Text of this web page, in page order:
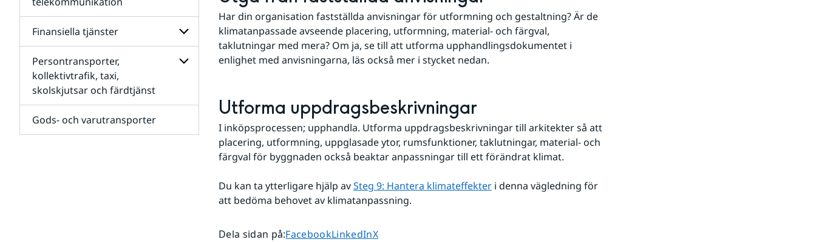
fastigheter
(byggnader)
Undersidor
för
elektronik
och
Finansiella tjänster
Undersidor
Persontransporter,
kollektivtrafik, taxi,
skolskjutsar och färdtjänst
för
Persontransporter,
kollektivtrafik,
taxi,
skolskjutsar
Gods- och varutransporter
Har din organisation fastställda anvisningar för utformning och gestaltning? Är de
klimatanpassade avseende placering, utformning, material- och färgval,
taklutningar med mera? Om ja, se till att utforma upphandlingsdokumentet i
enlighet med anvisningarna, läs också mer i stycket nedan.
Utforma uppdragsbeskrivningar
I inköpsprocessen; upphandla. Utforma uppdragsbeskrivningar till arkitekter så att
placering, utformning, uppglasade ytor, rumsfunktioner, taklutningar, material- och
färgval för byggnaden också beaktar anpassningar till ett förändrat klimat.
Du kan ta ytterligare hjälp av Steg 9: Hantera klimateffekter i denna vägledning för
att bedöma behovet av klimatanpassning.
Dela sidan på:Dela sidan på
FacebookDela sidan på
LinkedInDela sidan på
X